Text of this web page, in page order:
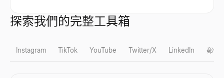
探索我們的完整工具箱
Instagram TikTok YouTube Twitter/X LinkedIn 郵件